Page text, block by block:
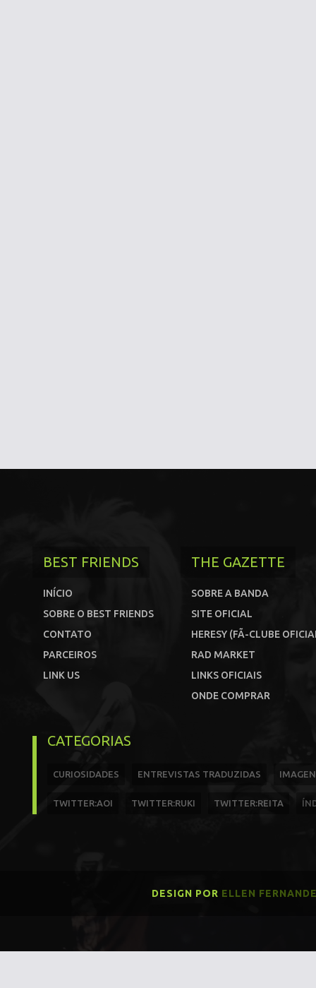
BEST FRIENDS
INÍCIO
SOBRE O BEST FRIENDS
CONTATO
PARCEIROS
LINK US
THE GAZETTE
SOBRE A BANDA
SITE OFICIAL
HERESY (FÃ-CLUBE
RAD MARKET
LINKS OFICIAIS
ONDE COMPRAR
CATEGORIAS
CURIOSIDADES ENTREVISTAS TRADUZIDAS
TWITTER:AOI TWITTER:RUKI TWITTER:REITA
DESIGN POR ELLEN